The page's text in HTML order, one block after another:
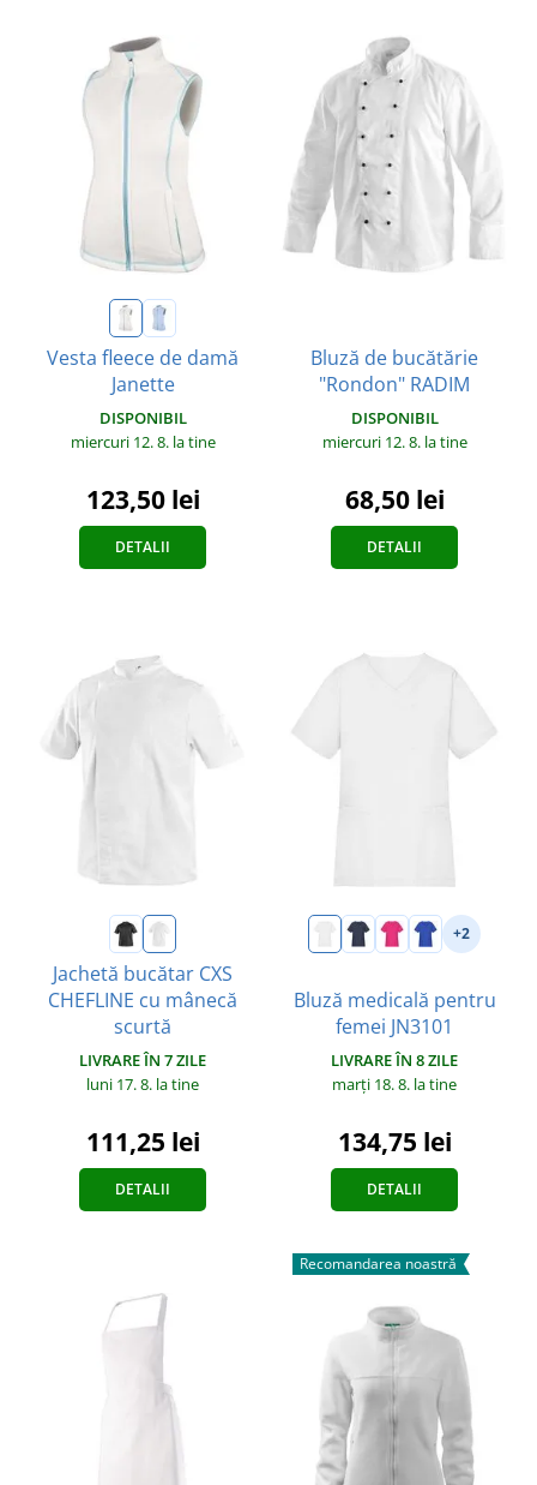
Vesta fleece de damă
Janette
DISPONIBIL
miercuri 12. 8. la tine
123,50 lei
DETALII
Bluză de bucătărie
"Rondon" RADIM
DISPONIBIL
miercuri 12. 8. la tine
68,50 lei
DETALII
Jachetă bucătar CXS
CHEFLINE cu mânecă
scurtă
LIVRARE ÎN 7 ZILE
luni 17. 8. la tine
111,25 lei
DETALII
+2
Bluză medicală pentru
femei JN3101
LIVRARE ÎN 8 ZILE
marți 18. 8. la tine
134,75 lei
DETALII
Recomandarea noastră